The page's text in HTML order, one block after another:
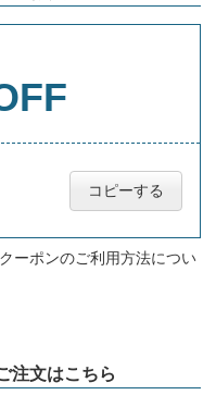
コピーする
ーポンのご利用方法につい
注文はこちら